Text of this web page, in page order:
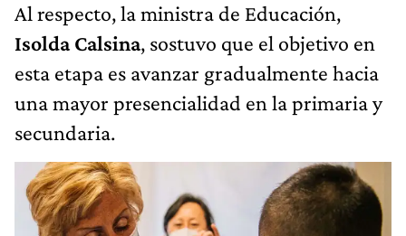
Al respecto, la ministra de Educación,
Isolda Calsina, sostuvo que el objetivo en
esta etapa es avanzar gradualmente hacia
una mayor presencialidad en la primaria y
secundaria.